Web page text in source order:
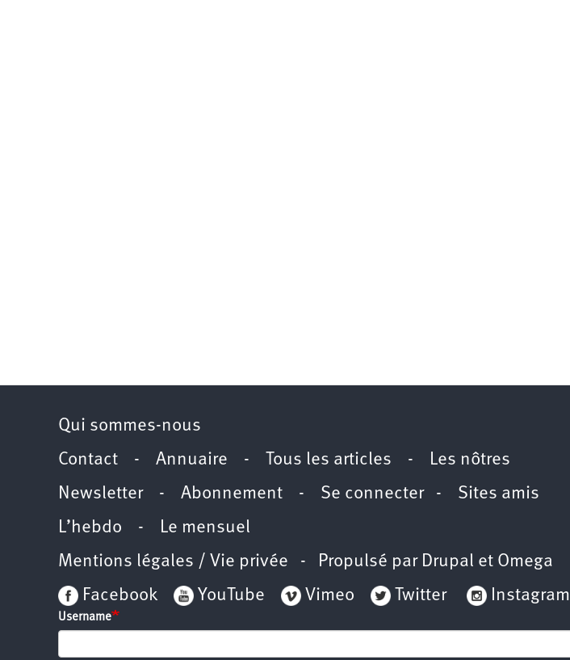
Qui sommes-nous
Contact - Annuaire - Tous les articles - Les nôtres
Newsletter- Abonnement - Se connecter- Sites amis
L’hebdo - Le mensuel
Mentions légales / Vie privée - Propulsé par Drupal et Omega
Facebook
YouTube Vimeo Twitter Instagram
Username